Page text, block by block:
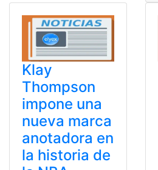
Klay
Thompson
impone una
nueva marca
anotadora en
la historia de